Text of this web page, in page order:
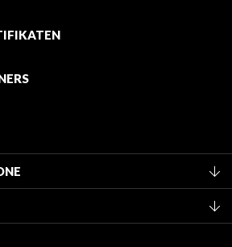
accommodaties